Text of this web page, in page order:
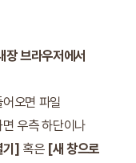
장 브라우저에서
오면 파일
우측 하단이나
] 혹은 [새 창으로